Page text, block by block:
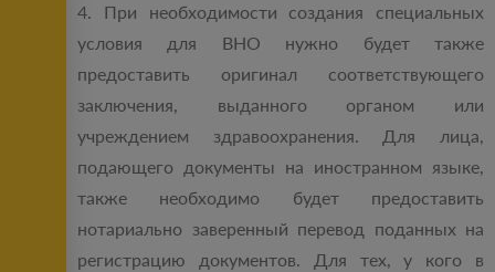
4. При необходимости создания специальных
условия для ВНО нужно будет также
предоставить оригинал соответствующего
заключения, выданного органом или
учреждением здравоохранения. Для лица,
подающего документы на иностранном языке,
также необходимо будет предоставить
нотариально заверенный перевод поданных на
регистрацию документов. Для тех, у кого в